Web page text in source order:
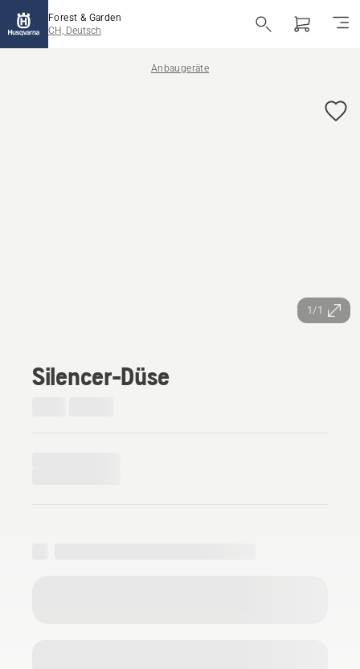
Forest & Garden
CH, Deutsch
Anbaugeräte
1/1
Silencer-Düse